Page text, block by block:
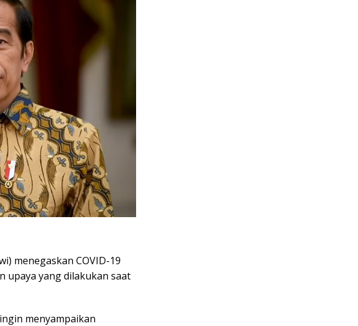
menegaskan COVID-19
upaya yang dilakukan saat
menyampaikan